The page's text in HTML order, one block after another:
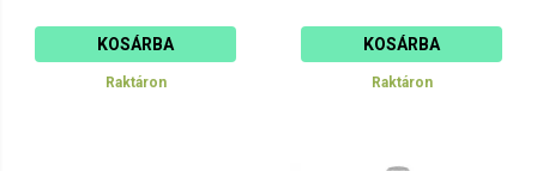
KOSÁRBA
Raktáron
KOSÁRBA
Raktáron